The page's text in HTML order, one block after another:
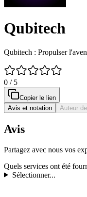
Qubitech
Qubitech : Propulser
0 / 5
Copier le lien
Avis et notation
Auteur
Avis
Partagez avec nous vos
Quels services ont été
Sélectionner...